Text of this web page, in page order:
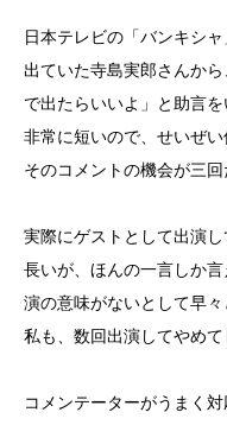
日本テレビの「バンキシ
出ていた寺島実郎さんか
で出たらいいよ」と助言
非常に短いので、せいぜ
そのコメントの機会が三回
実際にゲストとして出演
長いが、ほんの一言しか
演の意味がないとして早
私も、数回出演してやめて
コメンテーターがうまく